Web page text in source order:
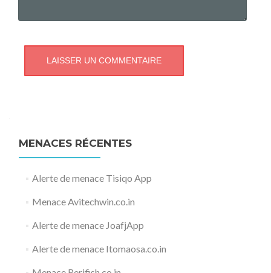
MENACES RÉCENTES
Alerte de menace Tisiqo App
Menace Avitechwin.co.in
Alerte de menace JoafjApp
Alerte de menace Itomaosa.co.in